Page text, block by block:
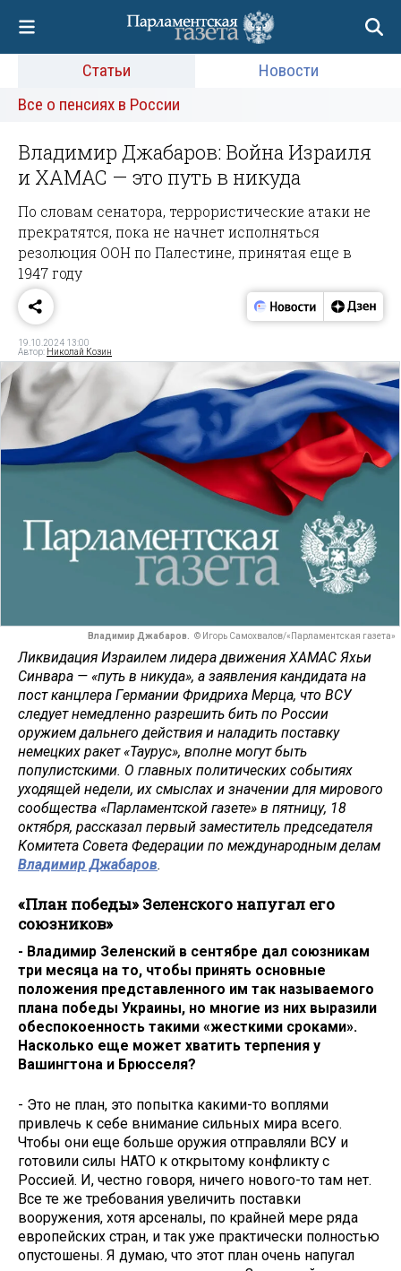
Статьи
Новости
Все о пенсиях в России
Владимир Джабаров: Война Израиля
и ХАМАС — это путь в никуда
По словам сенатора, террористические атаки не
прекратятся, пока не начнет исполняться
резолюция ООН по Палестине, принятая еще в
1947 году
19.10.2024 13:00
Автор: Николай Козин
Владимир Джабаров. © Игорь Самохвалов/«Парламентская газета»
Ликвидация Израилем лидера движения ХАМАС Яхьи
Синвара — «путь в никуда», а заявления кандидата на
пост канцлера Германии Фридриха Мерца, что ВСУ
следует немедленно разрешить бить по России
оружием дальнего действия и наладить поставку
немецких ракет «Таурус», вполне могут быть
популистскими. О главных политических событиях
уходящей недели, их смыслах и значении для мирового
сообщества «Парламентской газете» в пятницу, 18
октября, рассказал первый заместитель председателя
Комитета Совета Федерации по международным делам
Владимир Джабаров.
«План победы» Зеленского напугал его
союзников»
- Владимир Зеленский в сентябре дал союзникам
три месяца на то, чтобы принять основные
положения представленного им так называемого
плана победы Украины, но многие из них выразили
обеспокоенность такими «жесткими сроками».
Насколько еще может хватить терпения у
Вашингтона и Брюсселя?
- Это не план, это попытка какими-то воплями
привлечь к себе внимание сильных мира всего.
Чтобы они еще больше оружия отправляли ВСУ и
готовили силы НАТО к открытому конфликту с
Россией. И, честно говоря, ничего нового-то там нет.
Все те же требования увеличить поставки
вооружения, хотя арсеналы, по крайней мере ряда
европейских стран, и так уже практически полностью
опустошены. Я думаю, что этот план очень напугал